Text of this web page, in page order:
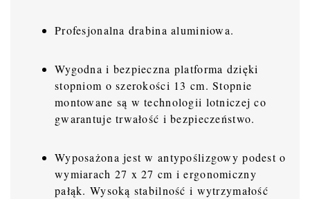
Profesjonalna drabina aluminiowa.
Wygodna i bezpieczna platforma dzięki
stopniom o szerokości 13 cm. Stopnie
montowane są w technologii lotniczej co
gwarantuje trwałość i bezpieczeństwo.
Wyposażona jest w antypoślizgowy podest o
wymiarach 27 x 27 cm i ergonomiczny
pałąk. Wysoką stabilność i wytrzymałość